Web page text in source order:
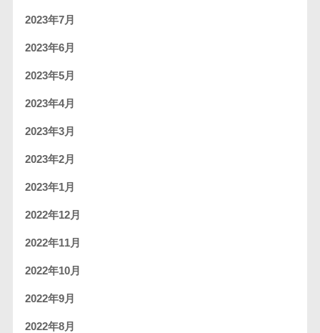
2023年7月
2023年6月
2023年5月
2023年4月
2023年3月
2023年2月
2023年1月
2022年12月
2022年11月
2022年10月
2022年9月
2022年8月